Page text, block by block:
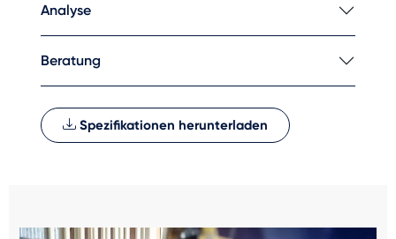
Analyse
Beratung
Spezifikationen herunterladen